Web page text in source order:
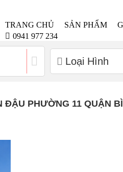
TRANG CHỦ SẢN PHẨM
0941 977 234
Loại Hình
ĐẬU PHƯỜNG 11 QUẬN